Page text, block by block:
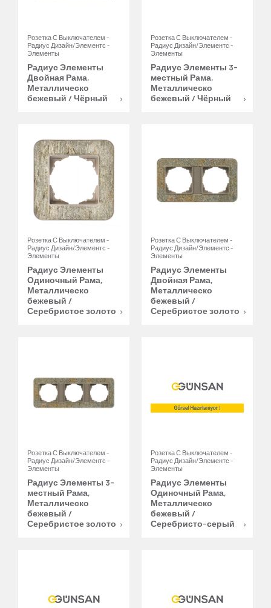
Розетка С Выключателем -
Радиус Дизайн/Элементс -
Элементы
Радиус Элементы
Двойная Рама,
Металлическо
бежевый / Чёрный
Розетка С Выключателем -
Радиус Дизайн/Элементс -
Элементы
Радиус Элементы 3-
местный Рама,
Металлическо
бежевый / Чёрный
Розетка С Выключателем -
Радиус Дизайн/Элементс -
Элементы
Радиус Элементы
Одиночный Рама,
Металлическо
бежевый /
Серебристое золото
Розетка С Выключателем -
Радиус Дизайн/Элементс -
Элементы
Радиус Элементы
Двойная Рама,
Металлическо
бежевый /
Серебристое золото
Розетка С Выключателем -
Радиус Дизайн/Элементс -
Элементы
Радиус Элементы 3-
местный Рама,
Металлическо
бежевый /
Серебристое золото
Розетка С Выключателем -
Радиус Дизайн/Элементс -
Элементы
Радиус Элементы
Одиночный Рама,
Металлическо
бежевый /
Серебристо-серый